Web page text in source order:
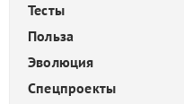
Тесты
Польза
Эволюция
Спецпроекты